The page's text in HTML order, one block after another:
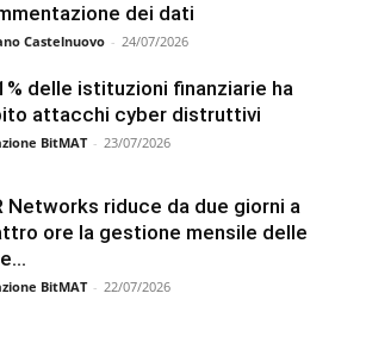
dei dati
Castelnuovo - 24/07/2026
delle istituzioni finanziarie ha
attacchi cyber distruttivi
BitMAT - 23/07/2026
Networks riduce da due giorni a
ore la gestione mensile delle
BitMAT - 22/07/2026